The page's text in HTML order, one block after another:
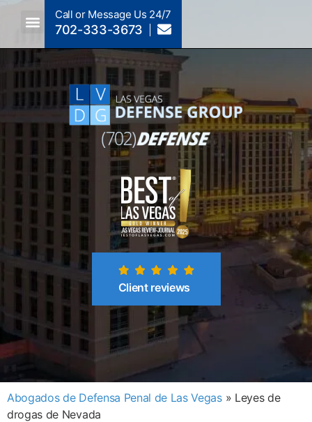
Call or Message Us 24/7
702-333-3673
Client reviews
Abogados de Defensa Penal de Las Vegas » Leyes de
drogas de Nevada